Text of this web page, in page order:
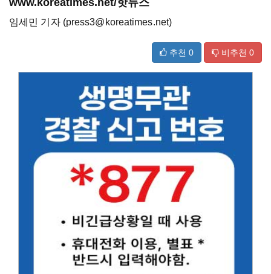
임세민 기자 (press3@koreatimes.net)
추천 0 비추천 0